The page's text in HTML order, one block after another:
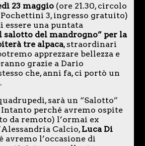
23 maggio(ore 21.30, circolo
3, ingresso gratuito)
essere una puntata
salotto del mandrogno” per la
tre alpaca, straordinari
apprezzare bellezza e
grazie a Dario
che, anni fa, ci portò un
sarà un “Salotto”
perché avremo ospite
da remoto) l’ormai ex
Calcio,Luca Di
avremo l’occasione di